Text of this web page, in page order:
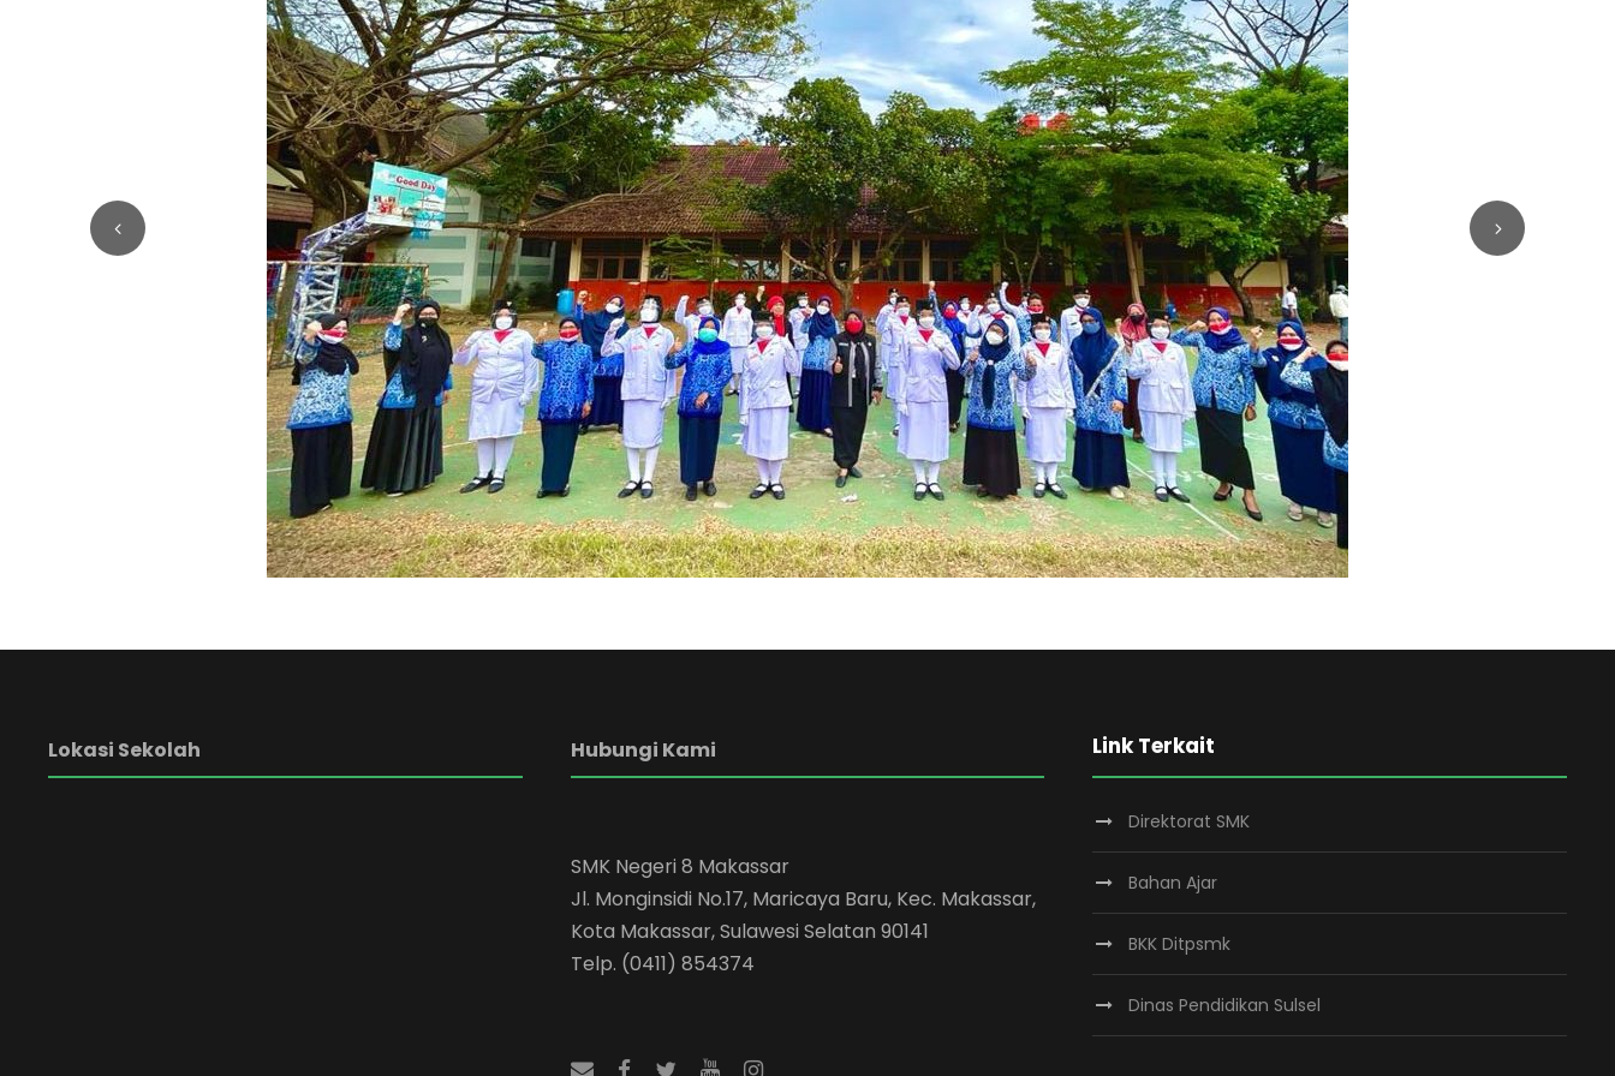
Lokasi Sekolah Hubungi Kami
SMK Negeri 8 Makassar
Jl. Monginsidi No.17, Maricaya Baru, Kec. Makassar,
Kota Makassar, Sulawesi Selatan 90141
Telp. (0411) 854374
Link Terkait
Direktorat SMK
Bahan Ajar
BKK Ditpsmk
Dinas Pendidikan Sulsel